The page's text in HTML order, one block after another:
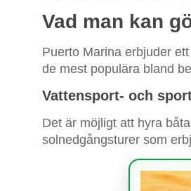
Vad man kan
Puerto Marina erbjuder
de mest populära bland
Vattensport- och
Det är möjligt att hyra
solnedgångsturer som